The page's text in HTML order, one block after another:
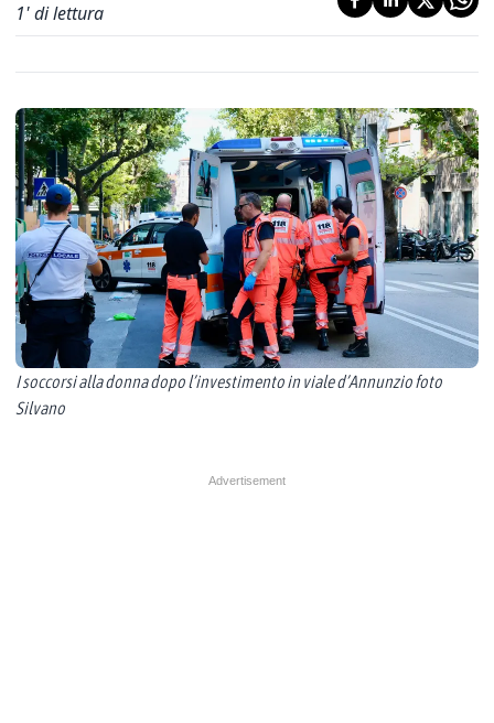
1' di lettura
I soccorsi alla donna dopo l’investimento in viale d’Annunzio foto
Silvano